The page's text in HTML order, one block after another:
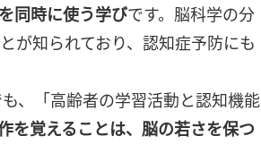
同時に使う学びです。脳科学の分
が知られており、認知症予防にも
、「高齢者の学習活動と認知機能
を覚えることは、脳の若さを保つ